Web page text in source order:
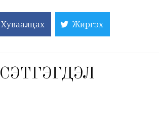
Хуваалцах Жиргэх
СЭТГЭГДЭЛ